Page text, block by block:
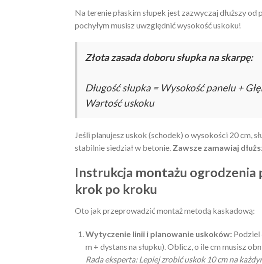
Na terenie płaskim słupek jest zazwyczaj dłuższy
pochyłym musisz uwzględnić wysokość uskoku!
Złota zasada doboru słupka na skarpę:
Długość słupka = Wysokość panelu +
Wartość uskoku
Jeśli planujesz uskok (schodek) o wysokości 20 cm,
stabilnie siedział w betonie. Zawsze zamawiaj
Instrukcja montażu
krok po kroku
Oto jak przeprowadzić montaż metodą kaskadową:
Wytyczenie linii i planowanie uskoków:Podziel
m + dystans na słupku). Oblicz, o ile cm musisz
Rada eksperta: Lepiej zrobić uskok 10 cm na